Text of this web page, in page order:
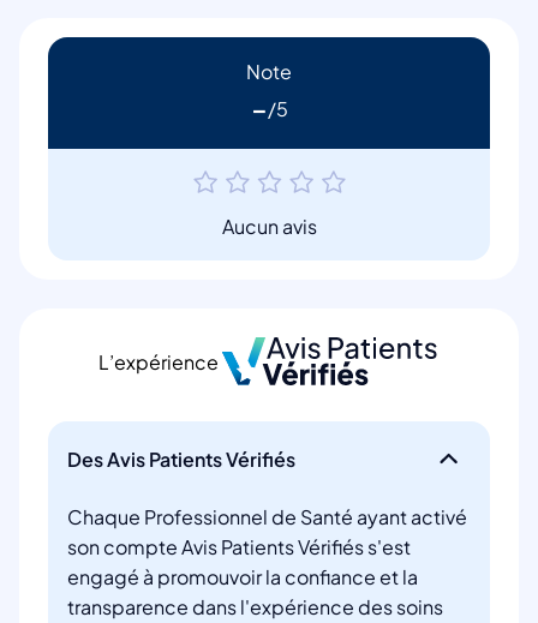
Note
-
Aucun avis
L’expérience
Des Avis Patients Vérifiés
Chaque Professionnel de Santé ayant activé
son compte Avis Patients Vérifiés s'est
engagé à promouvoir la confiance et la
transparence dans l'expérience des soins